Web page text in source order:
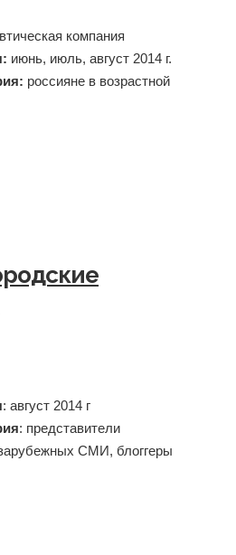
компания
июнь, июль, август 2014 г.
россияне в возрастной
: август 2014 г
: представители
СМИ, блоггеры